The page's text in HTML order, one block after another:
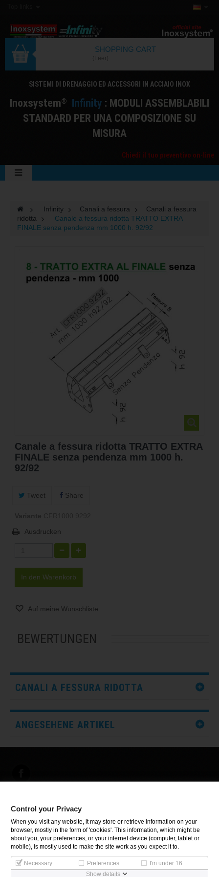
SHOPPING CART
SISTEMI DI DRENAGGIO ED ACCESSORI IN ACCIAIO INOX
Inoxsystem® Infinity : MODULI ASSEMBLABILI
STANDARD PER UNA COMPOSIZIONE SU
MISURA
Chiedi il tuo preventivo on-line
> Infinity > Canali a fessura >
Canali a fessura
ridotta
>
Canale a fessura ridotta TRATTO EXTRA
FINALE senza pendenza mm 1000 h. 92/92
Canale a fessura ridotta TRATTO EXTRA
FINALE senza pendenza mm 1000 h.
92/92
Tweet Share
Ausdrucken
In den Warenkorb
Auf meine Wunschliste
BEWERTUNGEN
CANALI A FESSURA RIDOTTA
ANGESEHENE ARTIKEL
INFORMATIONEN
Control your Privacy
Control your Privacy
When you visit any website, it may store or retrieve information on your
browser, mostly in the form of 'cookies'. This information, which might be
about you, your preferences, or your internet device (computer, tablet or
mobile), is mostly used to make the site work as you expect it to.
Necessary Preferences
I'm under 16
Show details